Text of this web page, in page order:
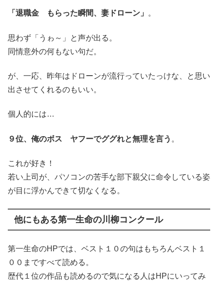
「退職金 もらった瞬間、妻ドローン」 。
思わず「うゎ～」と声が出る。
同情意外の何もない句だ。
が、一応、昨年はドローンが流行っていたっけな、と思い
出させてくれるのもいい。
個人的には…
９位、俺のボス ヤフーでググれと無理を言う 。
これが好き！
若い上司が、パソコンの苦手な部下親父に命令している姿
が目に浮かんできて切なくなる。
他にもある第一生命の川柳コンクール
第一生命のHPでは、ベスト１０の句はもちろんベスト１
００まですべて読める。
歴代１位の作品も読めるので気になる人はHPにいってみ